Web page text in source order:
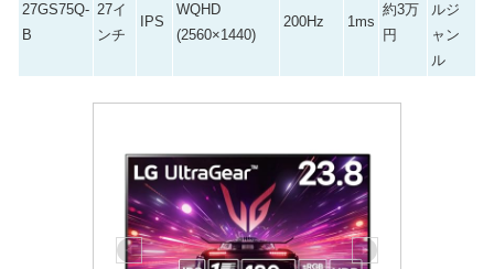
27GS75Q-
B
27イ
ンチ
IPS
WQHD
(2560×1440)
200Hz 1ms
約3万
円
ルジ
ャン
ル